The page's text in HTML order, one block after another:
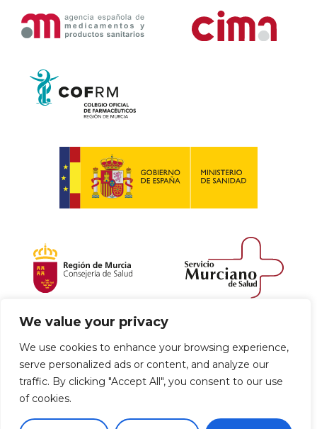
We value your privacy
We use cookies to enhance your browsing experience,
serve personalized ads or content, and analyze our
traffic. By clicking "Accept All", you consent to our use
of cookies.
Política de envío y devoluciones
Política de privacidad Uso de cookies